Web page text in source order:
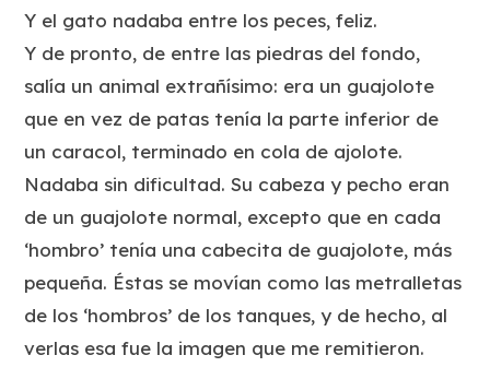
Y el gato nadaba entre los peces, feliz.
Y de pronto, de entre las piedras del fondo,
salía un animal extrañísimo: era un guajolote
que en vez de patas tenía la parte inferior de
un caracol, terminado en cola de ajolote.
Nadaba sin dificultad. Su cabeza y pecho eran
de un guajolote normal, excepto que en cada
‘hombro’ tenía una cabecita de guajolote, más
pequeña. Éstas se movían como las metralletas
de los ‘hombros’ de los tanques, y de hecho, al
verlas esa fue la imagen que me remitieron.